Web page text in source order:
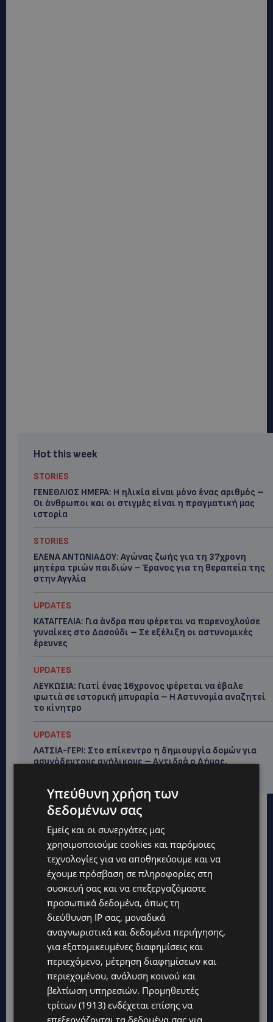
Hot this week
STORIES
ΓΕΝΕΘΛΙΟΣ ΗΜΕΡΑ: Η ηλικία είναι μόνο ένας αριθμός –
Οι άνθρωποι και οι στιγμές είναι η πραγματική μας
ιστορία
STORIES
ΕΛΕΝΑ ΑΝΤΩΝΙΑΔΟΥ: Αγώνας ζωής για τη 37χρονη
μητέρα τριών παιδιών – Έρανος για τη θεραπεία της
στην Αγγλία
UPDATES
ΚΑΤΑΓΓΕΛΙΑ: Για άνδρα που φέρεται να παρενοχλούσε
γυναίκες στο Δασούδι – Σε εξέλιξη οι αστυνομικές
έρευνες
UPDATES
ΛΕΥΚΩΣΙΑ: Γιατί ένας 16χρονος φέρεται να έβαλε
φωτιά σε ιστορική μπυραρία – Η Αστυνομία αναζητεί
το κίνητρο
UPDATES
ΛΑΤΣΙΑ-ΓΕΡΙ: Στο επίκεντρο η δημιουργία δομών για
ασυνόδευτους ανήλικους – Αντιδρά ο Δήμος,
Topics
Υπεύθυνη χρήση των
δεδομένων σας
Εμείς και οι συνεργάτες μας
χρησιμοποιούμε cookies και παρόμοιες
τεχνολογίες για να αποθηκεύουμε και να
έχουμε πρόσβαση σε πληροφορίες στη
συσκευή σας και να επεξεργαζόμαστε
προσωπικά δεδομένα, όπως τη
διεύθυνση IP σας, μοναδικά
αναγνωριστικά και δεδομένα περιήγησης,
για εξατομικευμένες διαφημίσεις και
περιεχόμενο, μέτρηση διαφημίσεων και
περιεχομένου, ανάλυση κοινού και
βελτίωση υπηρεσιών. Προμηθευτές
τρίτων (1913) ενδέχεται επίσης να
επεξεργάζονται τα δεδομένα σας για